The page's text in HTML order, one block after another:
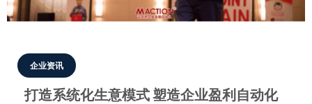
企业资讯
打造系统化生意模式 塑造企业盈利自动化